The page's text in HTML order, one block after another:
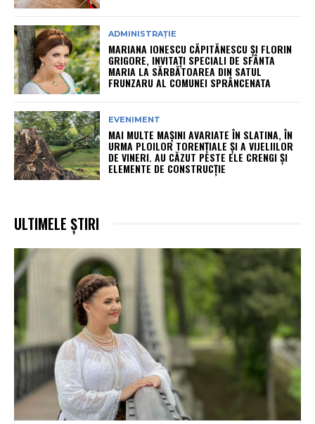
ADMINISTRAȚIE
MARIANA IONESCU CĂPITĂNESCU ȘI FLORIN
GRIGORE, INVITAȚI SPECIALI DE SFÂNTA
MARIA LA SĂRBĂTOAREA DIN SATUL
FRUNZARU AL COMUNEI SPRÂNCENATA
EVENIMENT
MAI MULTE MAȘINI AVARIATE ÎN SLATINA, ÎN
URMA PLOILOR TORENȚIALE ȘI A VIJELIILOR
DE VINERI. AU CĂZUT PESTE ELE CRENGI ȘI
ELEMENTE DE CONSTRUCȚIE
ULTIMELE ȘTIRI